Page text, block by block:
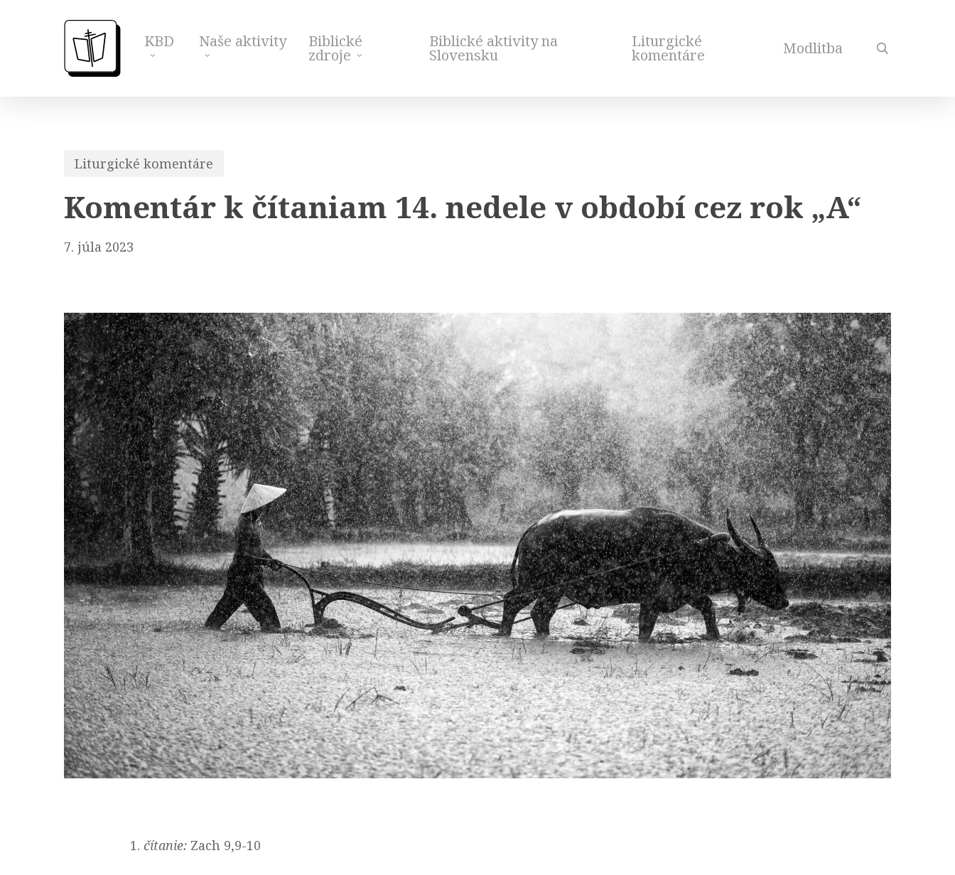
KBD Naše aktivity Biblické
zdroje
Biblické aktivity na
Slovensku
Liturgické
komentáre Modlitba
Liturgické komentáre
Komentár k čítaniam 14. nedele v období cez rok „A“
7. júla 2023
čítanie: Zach 9,9-10